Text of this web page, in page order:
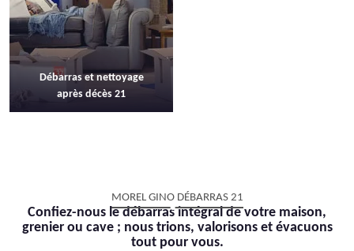
Débarras et nettoyage
après décès 21
MOREL GINO DÉBARRAS 21
Confiez-nous le débarras intégral de votre maison,
grenier ou cave ; nous trions, valorisons et évacuons
tout pour vous.